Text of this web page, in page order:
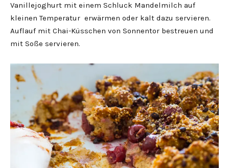
Vanillejoghurt mit einem Schluck Mandelmilch auf
kleinen Temperatur erwärmen oder kalt dazu servieren.
Auflauf mit Chai-Küsschen von Sonnentor bestreuen und
mit Soße servieren.